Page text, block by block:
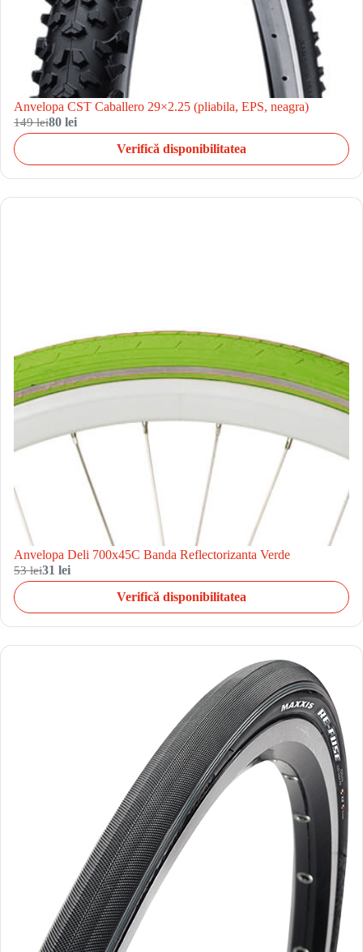
Anvelopa CST Caballero 29×2.25 (pliabila, EPS, neagra)
149 lei80 lei
Verifică disponibilitatea
Anvelopa Deli 700x45C Banda Reflectorizanta Verde
53 lei31 lei
Verifică disponibilitatea